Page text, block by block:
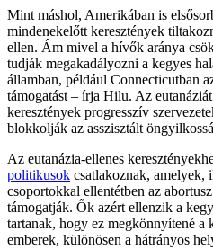
Mint máshol, Amerikában is
mindenekelőtt keresztények
ellen. Ám mivel a hívők aránya
tudják megakadályozni a kegyes
államban, például Connecticutban
támogatást – írja Hilu. Az
keresztények progresszív
blokkolják az asszisztált
Az eutanázia-ellenes
politikusok csatlakoznak, amelyek,
csoportokkal ellentétben az
támogatják. Ők azért ellenzik a
tartanak, hogy ez megkönnyítené a
emberek, különösen a hátrányos